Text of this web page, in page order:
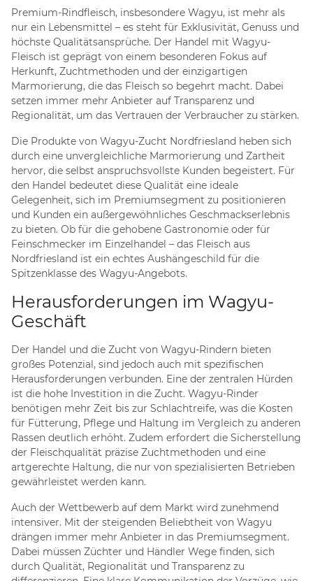
Premium-Rindfleisch, insbesondere Wagyu, ist mehr als
nur ein Lebensmittel – es steht für Exklusivität, Genuss und
höchste Qualitätsansprüche. Der Handel mit Wagyu-
Fleisch ist geprägt von einem besonderen Fokus auf
Herkunft, Zuchtmethoden und der einzigartigen
Marmorierung, die das Fleisch so begehrt macht. Dabei
setzen immer mehr Anbieter auf Transparenz und
Regionalität, um das Vertrauen der Verbraucher zu stärken.
Die Produkte von Wagyu-Zucht Nordfriesland heben sich
durch eine unvergleichliche Marmorierung und Zartheit
hervor, die selbst anspruchsvollste Kunden begeistert. Für
den Handel bedeutet diese Qualität eine ideale
Gelegenheit, sich im Premiumsegment zu positionieren
und Kunden ein außergewöhnliches Geschmackserlebnis
zu bieten. Ob für die gehobene Gastronomie oder für
Feinschmecker im Einzelhandel – das Fleisch aus
Nordfriesland ist ein echtes Aushängeschild für die
Spitzenklasse des Wagyu-Angebots.
Herausforderungen im Wagyu-
Geschäft
Der Handel und die Zucht von Wagyu-Rindern bieten
großes Potenzial, sind jedoch auch mit spezifischen
Herausforderungen verbunden. Eine der zentralen Hürden
ist die hohe Investition in die Zucht. Wagyu-Rinder
benötigen mehr Zeit bis zur Schlachtreife, was die Kosten
für Fütterung, Pflege und Haltung im Vergleich zu anderen
Rassen deutlich erhöht. Zudem erfordert die Sicherstellung
der Fleischqualität präzise Zuchtmethoden und eine
artgerechte Haltung, die nur von spezialisierten Betrieben
gewährleistet werden kann.
Auch der Wettbewerb auf dem Markt wird zunehmend
intensiver. Mit der steigenden Beliebtheit von Wagyu
drängen immer mehr Anbieter in das Premiumsegment.
Dabei müssen Züchter und Händler Wege finden, sich
durch Qualität, Regionalität und Transparenz zu